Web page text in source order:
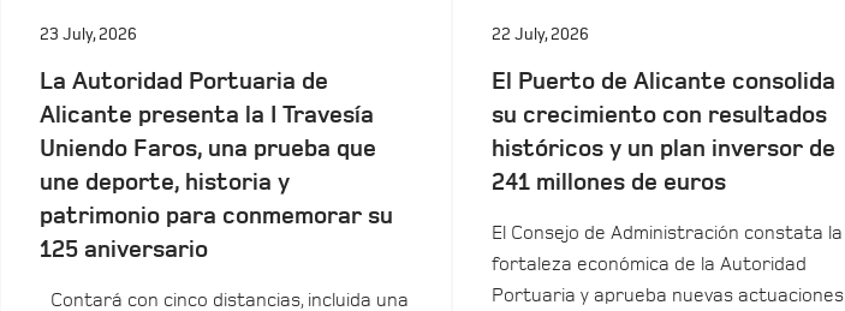
23 July, 2026
La Autoridad Portuaria de
Alicante presenta la I Travesía
Uniendo Faros, una prueba que
une deporte, historia y
patrimonio para conmemorar su
125 aniversario
Contará con cinco distancias, incluida una
22 July, 2026
El Puerto de Alicante consolida
su crecimiento con resultados
históricos y un plan inversor de
241 millones de euros
El Consejo de Administración constata la
fortaleza económica de la Autoridad
Portuaria y aprueba nuevas actuaciones